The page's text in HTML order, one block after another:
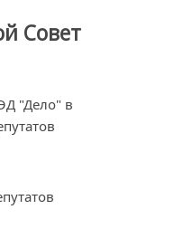
Совет
"Дело" в